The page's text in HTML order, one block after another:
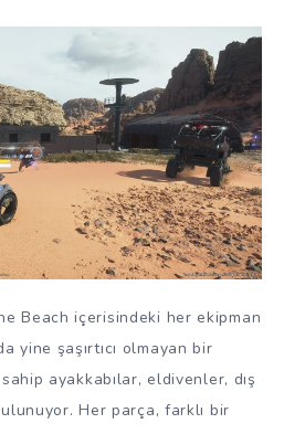
Beach içerisindeki her ekipman
yine şaşırtıcı olmayan bir
ayakkabılar, eldivenler, dış
Her parça, farklı bir